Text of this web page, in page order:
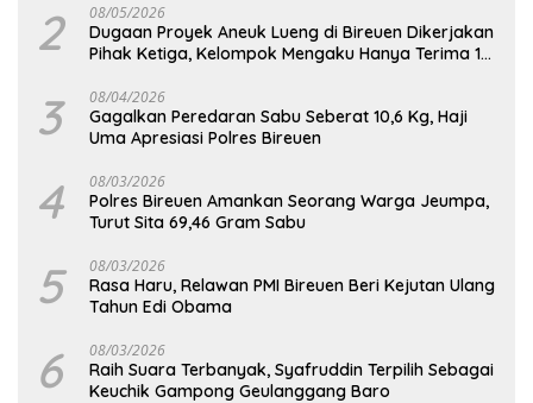
2 08/05/2026
Dugaan Proyek Aneuk Lueng di Bireuen Dikerjakan
Pihak Ketiga, Kelompok Mengaku Hanya Terima 10
3 08/04/2026
Gagalkan Peredaran Sabu Seberat 10,6 Kg, Haji
Uma Apresiasi Polres Bireuen
4 08/03/2026
Polres Bireuen Amankan Seorang Warga Jeumpa,
Turut Sita 69,46 Gram Sabu
5 08/03/2026
Rasa Haru, Relawan PMI Bireuen Beri Kejutan Ulang
Tahun Edi Obama
6 08/03/2026
Raih Suara Terbanyak, Syafruddin Terpilih Sebagai
Keuchik Gampong Geulanggang Baro